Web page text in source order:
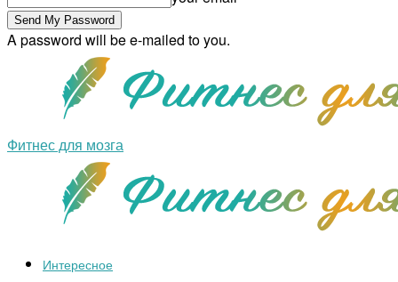
A password will be e-mailed to you.
Фитнес для мозга
Интересное